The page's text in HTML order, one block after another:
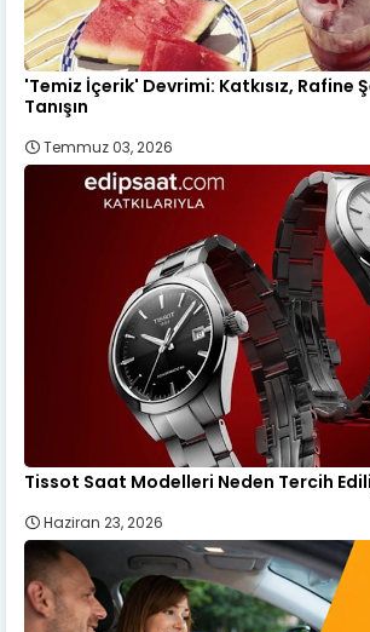
'Temiz İçerik' Devrimi: Katkısız, Rafine
Tanışın
Temmuz 03, 2026
Tissot Saat Modelleri Neden Tercih
Haziran 23, 2026